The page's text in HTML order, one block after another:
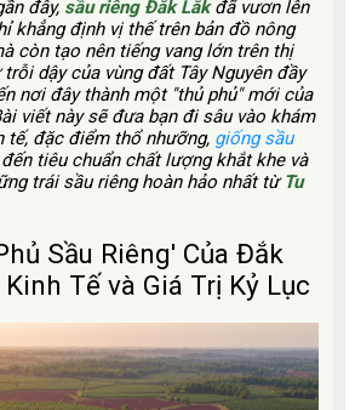
đây, sầu riêng Đắk Lắkđã vươn lên
khẳng định vị thế trên bản đồ nông
còn tạo nên tiếng vang lớn trên thị
dậy của vùng đất Tây Nguyên đầy
nơi đây thành một "thủ phủ" mới của
viết này sẽ đưa bạn đi sâu vào khám
tế, đặc điểm thổ nhưỡng, giống sầu
tiêu chuẩn chất lượng khắt khe và
trái sầu riêng hoàn hảo nhất từTu
Sầu Riêng' Của Đắk
Tế và Giá Trị Kỷ Lục